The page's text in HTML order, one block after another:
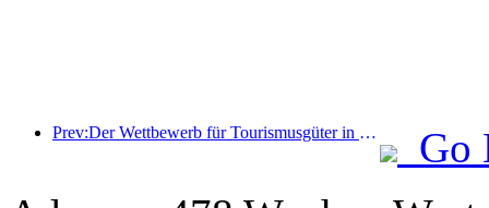
Prev:Der Wettbewerb für Tourismusgüter in China wurde erfolgreich in Xiangtan, Hunan, abgehalten.
Go